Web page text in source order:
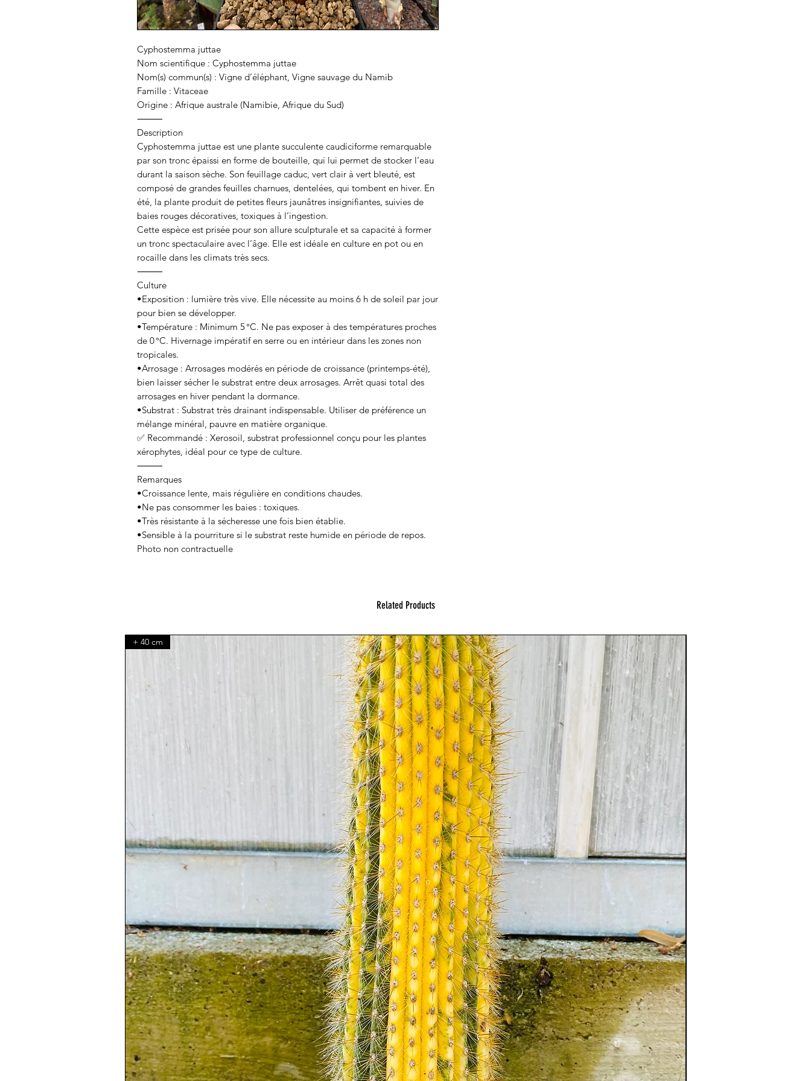
Cyphostemma juttae
Nom scientifique : Cyphostemma juttae
Nom(s) commun(s) : Vigne d’éléphant, Vigne sauvage du Namib
Famille : Vitaceae
Origine : Afrique australe (Namibie, Afrique du Sud)
⸻
Description
Cyphostemma juttae est une plante succulente caudiciforme remarquable
par son tronc épaissi en forme de bouteille, qui lui permet de stocker l’eau
durant la saison sèche. Son feuillage caduc, vert clair à vert bleuté, est
composé de grandes feuilles charnues, dentelées, qui tombent en hiver. En
été, la plante produit de petites fleurs jaunâtres insignifiantes, suivies de
baies rouges décoratives, toxiques à l’ingestion.
Cette espèce est prisée pour son allure sculpturale et sa capacité à former
un tronc spectaculaire avec l’âge. Elle est idéale en culture en pot ou en
rocaille dans les climats très secs.
⸻
Culture
•Exposition : lumière très vive. Elle nécessite au moins 6 h de soleil par jour
pour bien se développer.
•Température : Minimum 5 °C. Ne pas exposer à des températures proches
de 0 °C. Hivernage impératif en serre ou en intérieur dans les zones non
tropicales.
•Arrosage : Arrosages modérés en période de croissance (printemps-été),
bien laisser sécher le substrat entre deux arrosages. Arrêt quasi total des
arrosages en hiver pendant la dormance.
•Substrat : Substrat très drainant indispensable. Utiliser de préférence un
mélange minéral, pauvre en matière organique.
✅ Recommandé : Xerosoil, substrat professionnel conçu pour les plantes
xérophytes, idéal pour ce type de culture.
⸻
Remarques
•Croissance lente, mais régulière en conditions chaudes.
•Ne pas consommer les baies : toxiques.
•Très résistante à la sécheresse une fois bien établie.
•Sensible à la pourriture si le substrat reste humide en période de repos.
Photo non contractuelle
Related Products
+ 40 cm